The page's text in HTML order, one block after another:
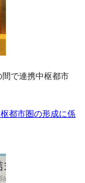
で連携中枢都市
都市圏の形成に係